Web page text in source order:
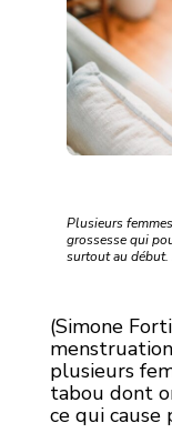
Plusieurs
grossesse qui
surtout au
(Simone
plusieurs
tabou dont
ce qui cause